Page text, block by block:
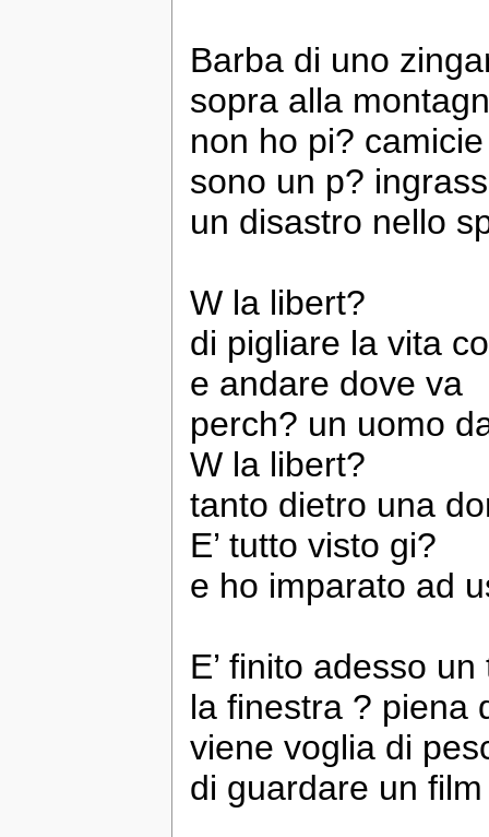
Barba di uno
sopra alla
non ho pi? camicie
sono un p?
un disastro nello
W la libert?
di pigliare la vita
e andare dove va
perch? un uomo
W la libert?
tanto dietro una
E’ tutto visto gi?
e ho imparato ad
E’ finito adesso
la finestra ? piena
viene voglia di
di guardare un